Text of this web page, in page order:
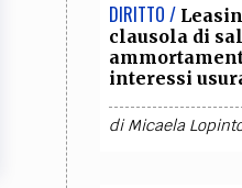
DIRITTO /
clausola di
interessi
diMicaela